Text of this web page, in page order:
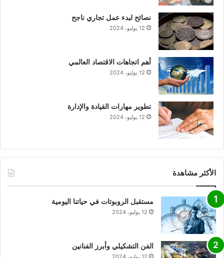
نصائح لبدء عمل تجاري ناجح
12 يوليو، 2024
أهم اتجاهات الاقتصاد العالمي
12 يوليو، 2024
تطوير مهارات القيادة والإدارة
12 يوليو، 2024
الأكثر مشاهدة
مستقبل الروبوتات في حياتنا اليومية
12 يوليو، 2024
الفن التشكيلي وأبرز الفنانين
12 يوليو، 2024